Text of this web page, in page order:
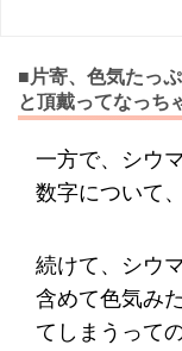
■片寄、色気たっ
と頂戴ってなっち
一方で、シウ
数字について
続けて、シウ
含めて色気み
てしまうって